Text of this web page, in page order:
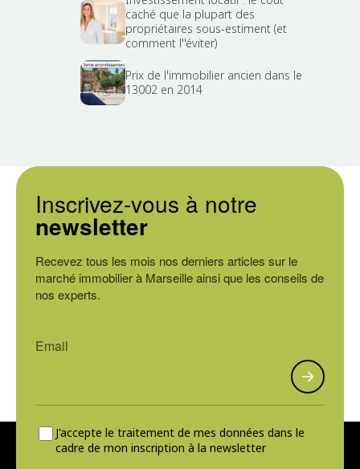
caché que la plupart des
propriétaires sous-estiment (et
comment l''éviter)
Prix de l'immobilier ancien dans le
13002 en 2014
Inscrivez-vous à notre
newsletter
Recevez tous les mois nos derniers articles sur le
marché immobilier à Marseille ainsi que les conseils de
nos experts.
J'accepte le traitement de mes données dans le
cadre de mon inscription à la newsletter